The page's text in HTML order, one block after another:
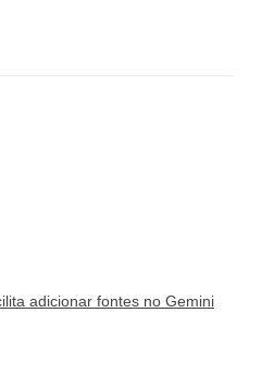
adicionar fontes no Gemini